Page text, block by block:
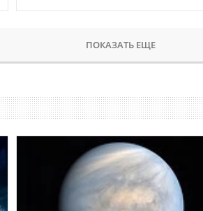
ПОКАЗАТЬ ЕЩЕ